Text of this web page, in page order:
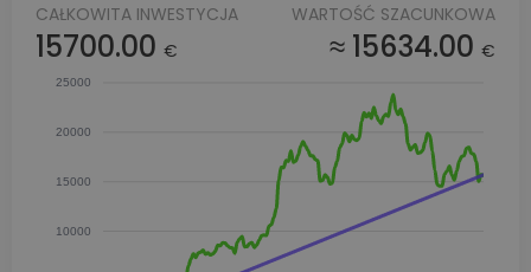
CAŁKOWITA INWESTYCJA
15700.00 €
WARTOŚĆ SZACUNKOWA
≈ 15634.00 €
25000
20000
15000
10000